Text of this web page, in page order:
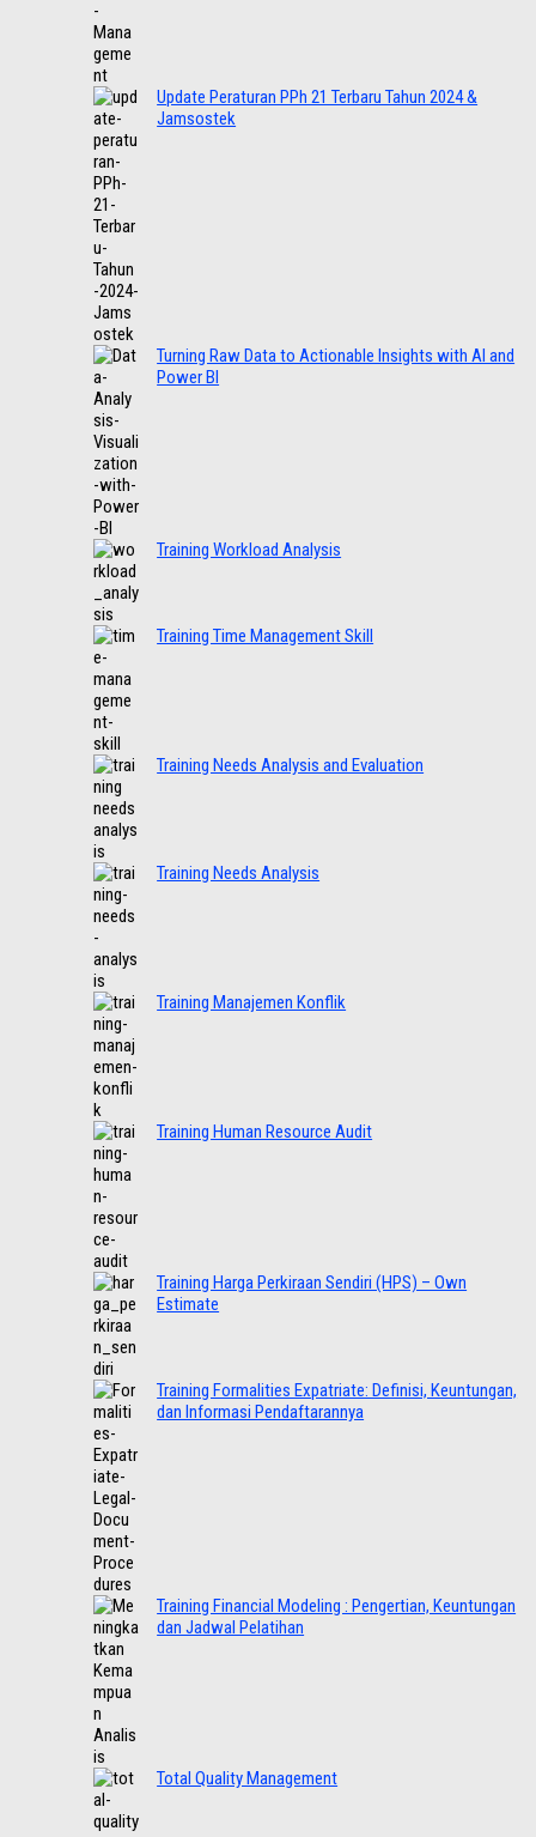
Update Peraturan PPh 21 Terbaru Tahun 2024 &
Jamsostek
Turning Raw Data to Actionable Insights with AI and
Power BI
Training Workload Analysis
Training Time Management Skill
Training Needs Analysis and Evaluation
Training Needs Analysis
Training Manajemen Konflik
Training Human Resource Audit
Training Harga Perkiraan Sendiri (HPS) – Own
Estimate
Training Formalities Expatriate: Definisi, Keuntungan,
dan Informasi Pendaftarannya
Training Financial Modeling : Pengertian, Keuntungan
dan Jadwal Pelatihan
Total Quality Management